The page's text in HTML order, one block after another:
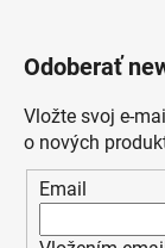
Odoberať
Vložte svoj e-
o nových
Email